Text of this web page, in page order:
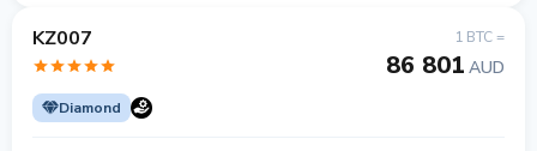
KZ007
Diamond
1 BTC =
86 801 AUD